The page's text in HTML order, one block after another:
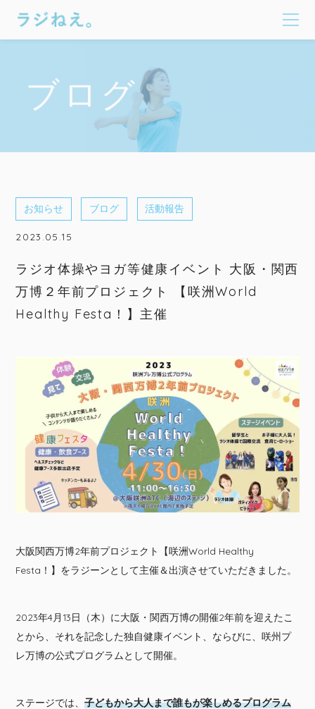
ブログ
お知らせ ブログ 活動報告
2023.05.15
ラジオ体操やヨガ等健康イベント 大阪・関西
万博２年前プロジェクト 【咲洲World
Healthy Festa！】主催
大阪関西万博2年前プロジェクト【咲洲World Healthy
Festa！】をラジーンとして主催＆出演させていただきました。
2023年4月13日（木）に大阪・関西万博の開催2年前を迎えたこ
とから、それを記念した独自健康イベント、ならびに、咲州プ
レ万博の公式プログラムとして開催。
ステージでは、子どもから大人まで誰もが楽しめるプログラム